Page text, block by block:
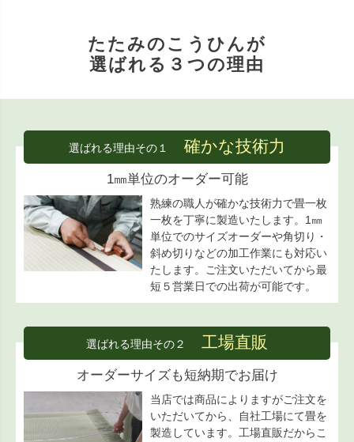
たたみのこうひんが
選ばれる３つの理由
選ばれる理由その１ 確かな技術力
1㎜単位のオーダー可能
熟練の職人が確かな技術力で畳一枚
一枚を丁寧に製造いたします。1㎜
単位でのサイズオーダーや角切り・
斜め切りなどの加工作業にも対応い
たします。ご注文いただいてから最
短５営業日での出荷が可能です。
選ばれる理由その２ 工場直販
オーダーサイズも短納期でお届け
当店では商品によりますがご注文を
いただいてから、自社工場にて畳を
製造しています。工場直販だからこ